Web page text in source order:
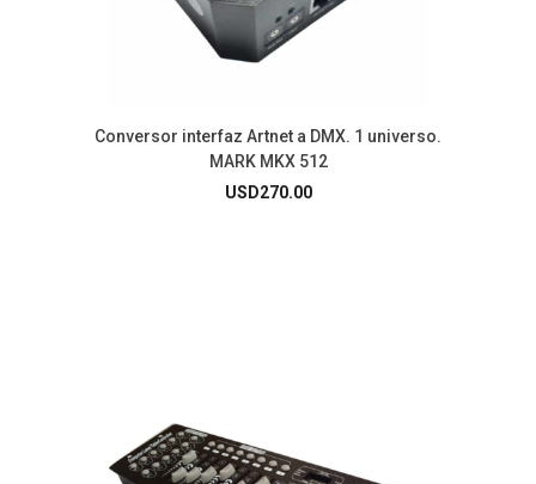
Conversor interfaz Artnet a DMX. 1 universo.
MARK MKX 512
USD270.00